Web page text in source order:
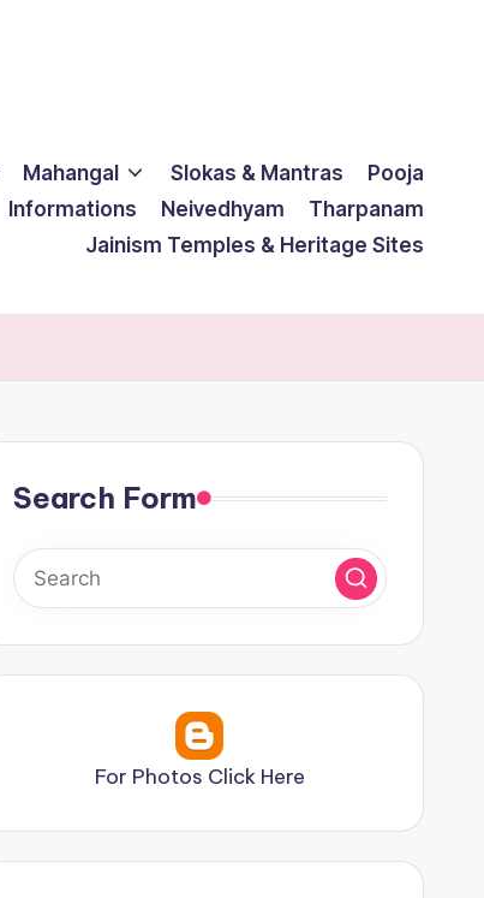
Mahangal Slokas & Mantras
Pooja
Informations Neivedhyam
Tharpanam
Jainism Temples & Heritage Sites
Search Form
For Photos Click Here